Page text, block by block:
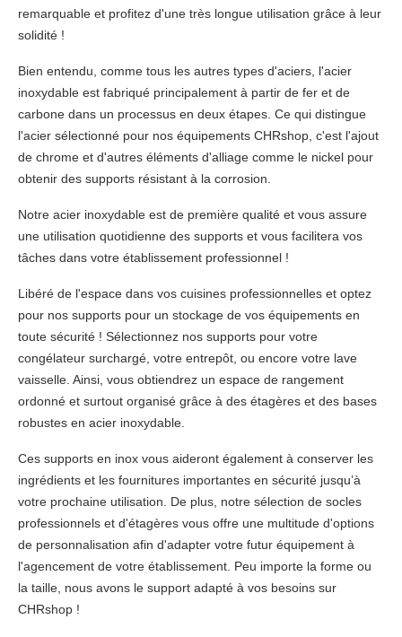
remarquable et profitez d'une très longue utilisation grâce à leur
solidité !
Bien entendu, comme tous les autres types d'aciers, l'acier
inoxydable est fabriqué principalement à partir de fer et de
carbone dans un processus en deux étapes. Ce qui distingue
l'acier sélectionné pour nos équipements CHRshop, c'est l'ajout
de chrome et d'autres éléments d'alliage comme le nickel pour
obtenir des supports résistant à la corrosion.
Notre acier inoxydable est de première qualité et vous assure
une utilisation quotidienne des supports et vous facilitera vos
tâches dans votre établissement professionnel !
Libéré de l'espace dans vos cuisines professionnelles et optez
pour nos supports pour un stockage de vos équipements en
toute sécurité ! Sélectionnez nos supports pour votre
congélateur surchargé, votre entrepôt, ou encore votre lave
vaisselle. Ainsi, vous obtiendrez un espace de rangement
ordonné et surtout organisé grâce à des étagères et des bases
robustes en acier inoxydable.
Ces supports en inox vous aideront également à conserver les
ingrédients et les fournitures importantes en sécurité jusqu’à
votre prochaine utilisation. De plus, notre sélection de socles
professionnels et d'étagères vous offre une multitude d'options
de personnalisation afin d'adapter votre futur équipement à
l'agencement de votre établissement. Peu importe la forme ou
la taille, nous avons le support adapté à vos besoins sur
CHRshop !